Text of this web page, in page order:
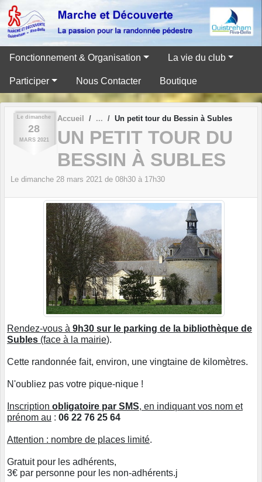
Fonctionnement & Organisation La vie du club
Participer Nous Contacter Boutique
Le dimanche
28
MARS 2021
Accueil Un petit tour du Bessin à Subles
UN PETIT TOUR DU
BESSIN À SUBLES
Le dimanche 28 mars 2021 de 08h30 à 17h30
Rendez-vous à 9h30 sur le parking de la bibliothèque de
Subles (face à la mairie).
Cette randonnée fait, environ, une vingtaine de kilomètres.
N'oubliez pas votre pique-nique !
Inscription obligatoire par SMS, en indiquant vos nom et
prénom au : 06 22 76 25 64
Attention : nombre de places limité.
Gratuit pour les adhérents,
3€ par personne pour les non-adhérents.j
Panneau de gestion des cookies